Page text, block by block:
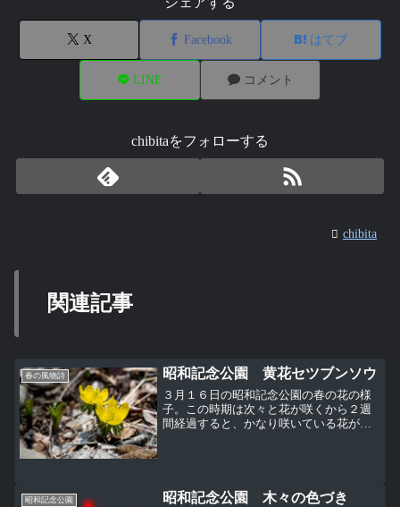
X Facebook はてブ
LINE コメント
chibitaをフォローする
chibita
関連記事
春の風物詩 昭和記念公園 黄花セツブンソウ
３月１６日の昭和記念公園の春の花の様
子。この時期は次々と花が咲くから２週
間経過すると、かなり咲いている花が変
昭和記念公園 昭和記念公園 木々の色づき